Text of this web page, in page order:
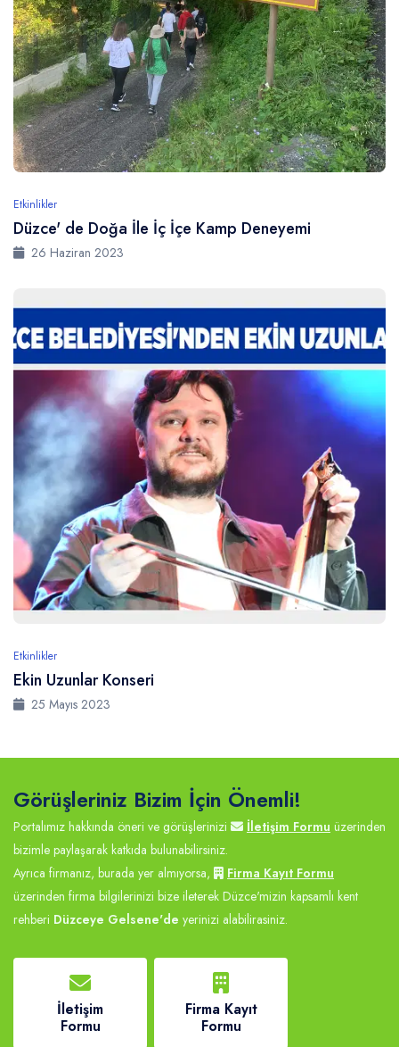
Etkinlikler
Düzce' de Doğa İle İç İçe Kamp Deneyemi
26 Haziran 2023
Etkinlikler
Ekin Uzunlar Konseri
25 Mayıs 2023
Görüşleriniz Bizim İçin Önemli!
Portalımız hakkında öneri ve görüşlerinizi İletişim Formu üzerinden
bizimle paylaşarak katkıda bulunabilirsiniz.
Ayrıca firmanız, burada yer almıyorsa,
Firma Kayıt Formu
üzerinden firma bilgilerinizi bize ileterek Düzce'mizin kapsamlı kent
rehberi Düzceye Gelsene'de yerinizi alabilirasiniz.
İletişim
Formu
Firma Kayıt
Formu